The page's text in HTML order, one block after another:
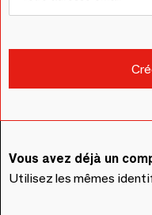
Vous avez déjà un
Utilisez les mêmes